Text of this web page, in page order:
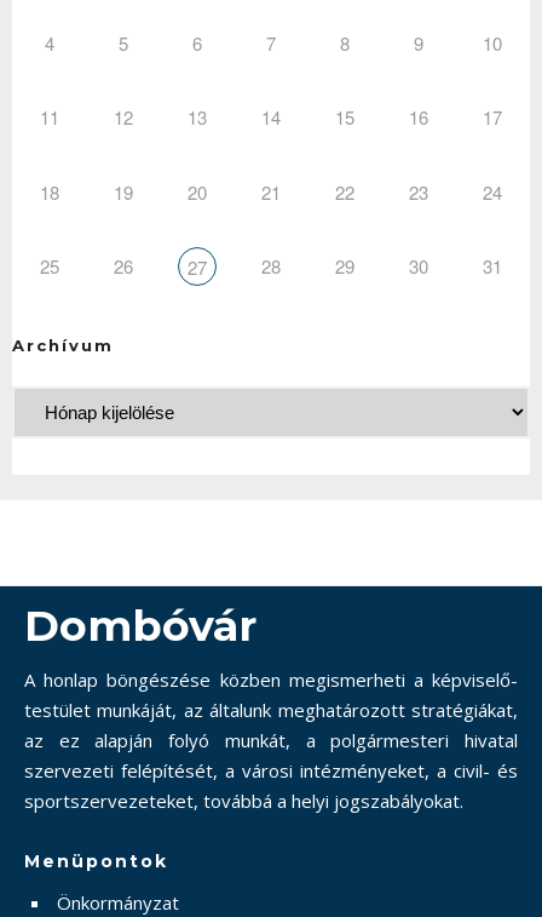
4 5 6 7 8 9 10
11 12 13 14 15 16 17
18 19 20 21 22 23 24
25 26 27 28 29 30 31
Archívum
Dombóvár
A honlap böngészése közben megismerheti a képviselő-
testület munkáját, az általunk meghatározott stratégiákat,
az ez alapján folyó munkát, a polgármesteri hivatal
szervezeti felépítését, a városi intézményeket, a civil- és
sportszervezeteket, továbbá a helyi jogszabályokat.
Menüpontok
Önkormányzat